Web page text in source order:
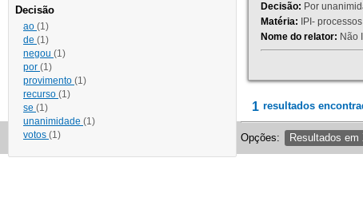
Decisão
ao (1)
de (1)
negou (1)
por (1)
provimento (1)
recurso (1)
se (1)
unanimidade (1)
votos (1)
Decisão: Por
Matéria: IPI-
Nome do relator: Não
1 resultados
Opções: Resultados em